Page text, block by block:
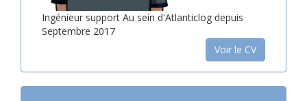
Ingénieur support Au sein d'Atlanticlog depuis
Septembre 2017
Voir le CV